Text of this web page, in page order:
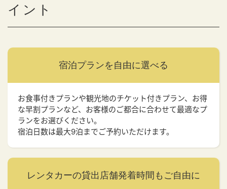
イント
宿泊プランを 自由に選べる
お食事付きプランや観光地のチケット付きプラン、お得
な早割プランなど、お客様のご都合に合わせて最適なプ
ランをお選びください。
宿泊日数は最大9泊までご予約いただけます。
レンタカーの貸出店舗発着時間もご自由に